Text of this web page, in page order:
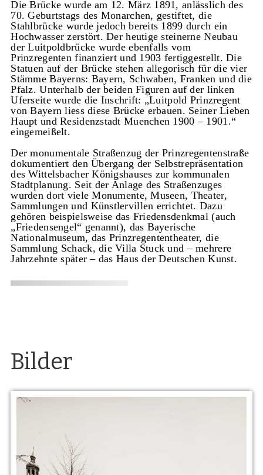
Die Brücke wurde am 12. März 1891, anlässlich des
70. Geburtstags des Monarchen, gestiftet, die
Stahlbrücke wurde jedoch bereits 1899 durch ein
Hochwasser zerstört. Der heutige steinerne Neubau
der Luitpoldbrücke wurde ebenfalls vom
Prinzregenten finanziert und 1903 fertiggestellt. Die
Statuen auf der Brücke stehen allegorisch für die vier
Stämme Bayerns: Bayern, Schwaben, Franken und die
Pfalz. Unterhalb der beiden Figuren auf der linken
Uferseite wurde die Inschrift: „Luitpold Prinzregent
von Bayern liess diese Brücke erbauen. Seiner Lieben
Haupt und Residenzstadt Muenchen 1900 – 1901.“
eingemeißelt.
Der monumentale Straßenzug der Prinzregentenstraße
dokumentiert den Übergang der Selbstrepräsentation
des Wittelsbacher Königshauses zur kommunalen
Stadtplanung. Seit der Anlage des Straßenzuges
wurden dort viele Monumente, Museen, Theater,
Sammlungen und Künstlervillen errichtet. Dazu
gehören beispielsweise das Friedensdenkmal (auch
„Friedensengel“ genannt), das Bayerische
Nationalmuseum, das Prinzregententheater, die
Sammlung Schack, die Villa Stuck und – mehrere
Jahrzehnte später – das Haus der Deutschen Kunst.
Bilder